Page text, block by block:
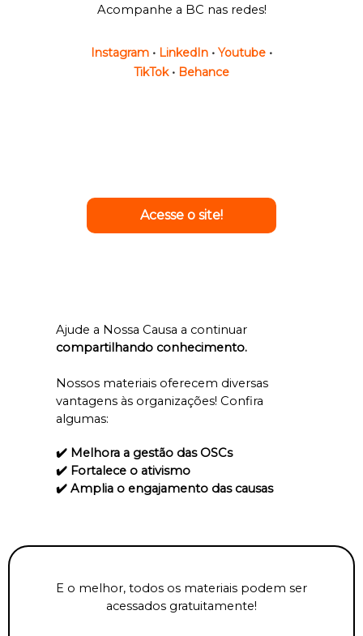
Acompanhe a BC nas redes!
Instagram • LinkedIn • Youtube •
TikTok • Behance
Acesse o site!
Ajude a Nossa Causa a continuar
compartilhando conhecimento.
Nossos materiais oferecem diversas
vantagens às organizações! Confira
algumas:
✔️ Melhora a gestão das OSCs
✔️ Fortalece o ativismo
✔️ Amplia o engajamento das causas
E o melhor, todos os materiais podem ser
acessados gratuitamente!